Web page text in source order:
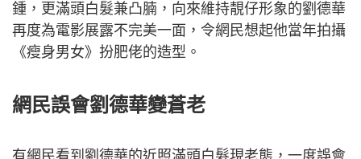
鍾，更滿頭白髮兼凸腩，向來維持靚仔形象的劉德華
再度為電影展露不完美一面，令網民想起他當年拍攝
《瘦身男女》扮肥佬的造型。
網民誤會劉德華變蒼老